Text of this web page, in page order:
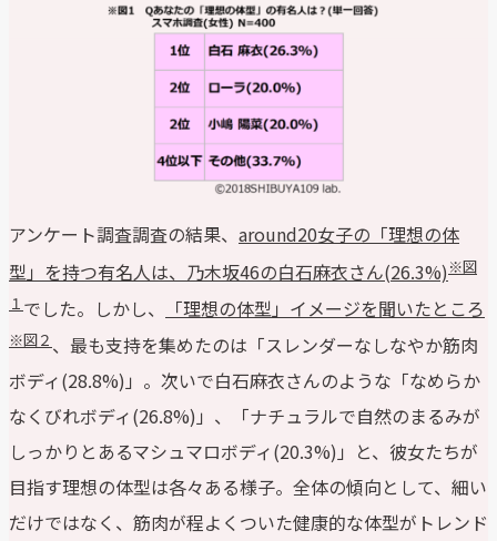
アンケート調査調査の結果、 around20女子の「理想の体
型」を持つ有名人は、乃木坂46の白石麻衣さん(26.3%) ※図
１ でした。しかし、 「理想の体型」イメージを聞いたところ
※図２ 、最も支持を集めたのは「スレンダーなしなやか筋肉
ボディ(28.8%)」。次いで白石麻衣さんのような「なめらか
なくびれボディ(26.8%)」、「ナチュラルで自然のまるみが
しっかりとあるマシュマロボディ(20.3%)」と、彼女たちが
目指す理想の体型は各々ある様子。全体の傾向として、細い
だけではなく、筋肉が程よくついた健康的な体型がトレンド